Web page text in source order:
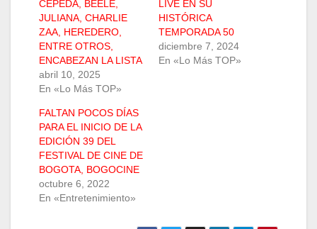
CEPEDA, BEÉLE,
JULIANA, CHARLIE
ZAA, HEREDERO,
ENTRE OTROS,
ENCABEZAN LA LISTA
abril 10, 2025
En «Lo Más TOP»
LIVE EN SU
HISTÓRICA
TEMPORADA 50
diciembre 7, 2024
En «Lo Más TOP»
FALTAN POCOS DÍAS
PARA EL INICIO DE LA
EDICIÓN 39 DEL
FESTIVAL DE CINE DE
BOGOTA, BOGOCINE
octubre 6, 2022
En «Entretenimiento»